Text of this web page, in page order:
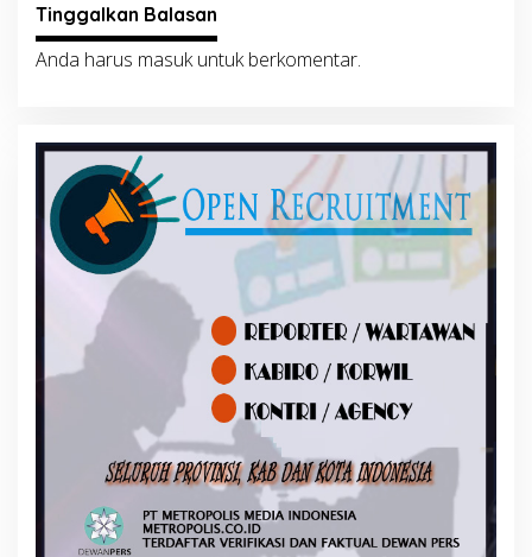
Tinggalkan Balasan
Anda harus masukuntuk berkomentar.